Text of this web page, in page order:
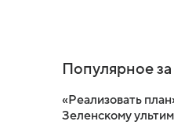
Популярное за
«Реализовать
Зеленскому